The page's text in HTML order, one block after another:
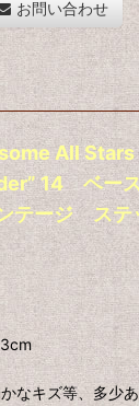
お問い合わせ
All
14 ベー
テージ ス
なキズ等、多少